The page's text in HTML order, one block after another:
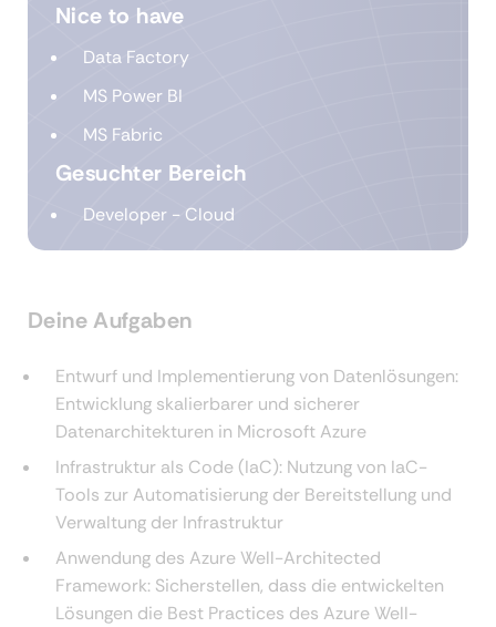
Nice to have
Data Factory
MS Power BI
MS Fabric
Gesuchter Bereich
Developer - Cloud
Deine Aufgaben
Entwurf und Implementierung von Datenlösungen:
Entwicklung skalierbarer und sicherer
Datenarchitekturen in Microsoft Azure
Infrastruktur als Code (IaC): Nutzung von IaC-
Tools zur Automatisierung der Bereitstellung und
Verwaltung der Infrastruktur
Anwendung des Azure Well-Architected
Framework: Sicherstellen, dass die entwickelten
Lösungen die Best Practices des Azure Well-